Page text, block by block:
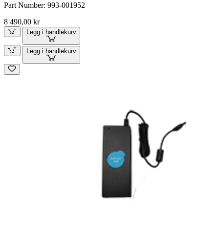
Part Number: 993-001952
8 490,00 kr
Legg i handlekurv
Legg i handlekurv